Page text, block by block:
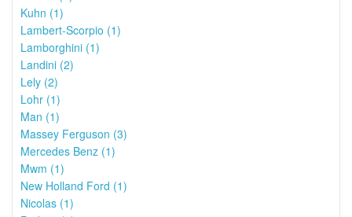
Kuhn (1)
Lambert-Scorpio (1)
Lamborghini (1)
Landini (2)
Lely (2)
Lohr (1)
Man (1)
Massey Ferguson (3)
Mercedes Benz (1)
Mwm (1)
New Holland Ford (1)
Nicolas (1)